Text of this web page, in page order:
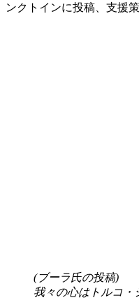
ンクトインに投稿、支援
(ブーラ氏の投稿)
我々の心はトルコ・